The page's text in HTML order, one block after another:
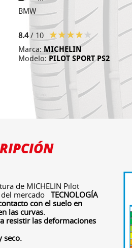
BMW
8.4/ 10
Marca:MICHELIN
Modelo: PILOT SPORT PS2
de MICHELIN Pilot
del mercado TECNOLOGÍA
con el suelo en
las curvas.
resistir las deformaciones
seco.